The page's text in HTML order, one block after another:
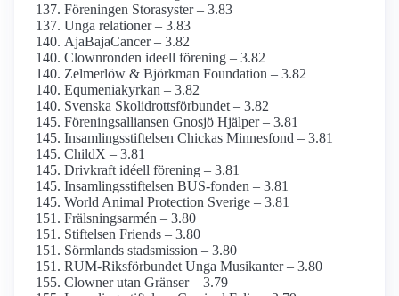
Föreningen Storasyster – 3.83
Unga relationer – 3.83
AjaBajaCancer – 3.82
Clownronden ideell förening – 3.82
Zelmerlöw & Björkman Foundation – 3.82
Equmenia­kyrkan – 3.82
Svenska Skolidrotts­förbundet – 3.82
Förenings­alliansen Gnosjö Hjälper – 3.81
Insamlings­stiftelsen Chickas Minnesfond – 3.81
ChildX – 3.81
Drivkraft idéell förening – 3.81
Insamlingsstiftelsen BUS-fonden – 3.81
World Animal Protection Sverige – 3.81
Frälsningsarmén – 3.80
Stiftelsen Friends – 3.80
Sörmlands stadsmission – 3.80
RUM-Riksförbundet Unga Musikanter – 3.80
Clowner utan Gränser – 3.79